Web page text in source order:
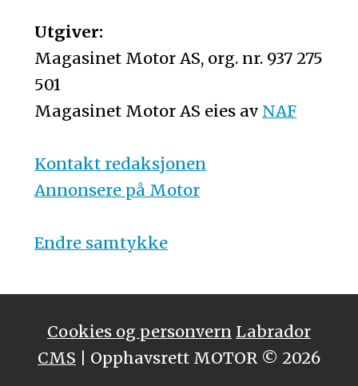
Utgiver:
Magasinet Motor AS, org. nr. 937 275
501
Magasinet Motor AS eies av NAF
Kontakt redaksjonen
Annonsere på Motor
Endre samtykke
Cookies og personvern Labrador
CMS | Opphavsrett MOTOR © 2026